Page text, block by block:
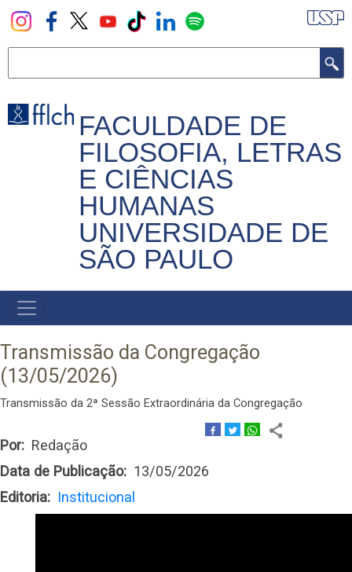
Pular
para
principal
FACULDADE DE
FILOSOFIA, LETRAS
E CIÊNCIAS
HUMANAS
UNIVERSIDADE DE
SÃO PAULO
NAVEGADOR
PRINCIPAL
Transmissão da Congregação
(13/05/2026)
Transmissão da 2ª Sessão Extraordinária da Congregação
Por
Redação
Data de Publicação
13/05/2026
Editoria
Institucional